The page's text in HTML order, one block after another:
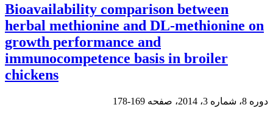
Bioavailability comparison between
herbal methionine and DL-methionine on
growth performance and
immunocompetence basis in broiler
chickens
دوره 8، شماره 3، 2014، صفحه 169-178